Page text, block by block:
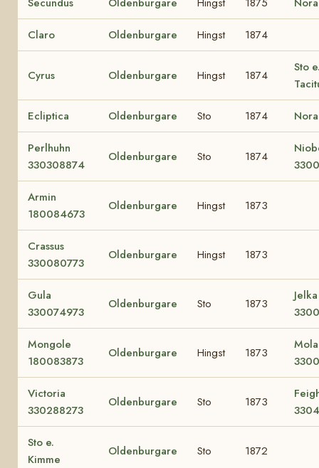
Claro Oldenburgare Hingst 1874
Cyrus Oldenburgare Hingst 1874
Sto
Ecliptica Oldenburgare Sto 1874 Nora
Perlhuhn
330308874
Oldenburgare Sto 1874
Armin
180084673
Oldenburgare Hingst 1873
Crassus
330080773
Oldenburgare Hingst 1873
Gula
330074973
Oldenburgare Sto 1873
Jelka
Mongole
180083873
Oldenburgare Hingst 1873
Victoria
330288273
Oldenburgare Sto 1873
Sto e.
Kimme
Oldenburgare Sto 1872